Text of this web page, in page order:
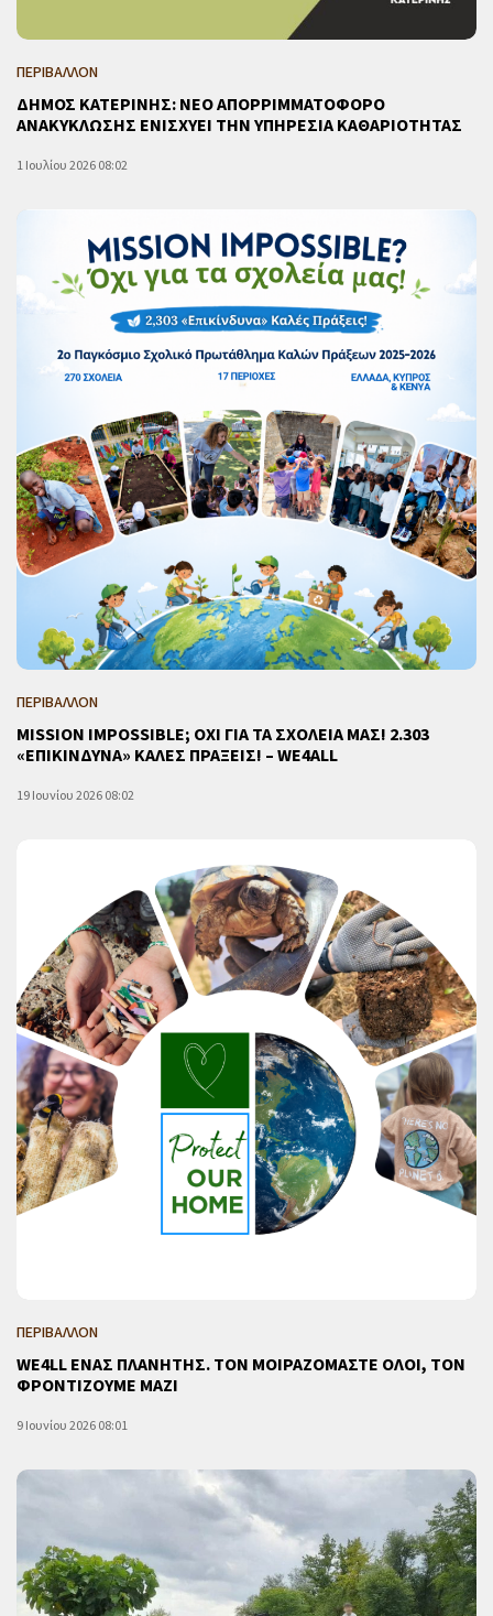
ΠΕΡΙΒΑΛΛΟΝ
ΔΗΜΟΣ ΚΑΤΕΡΙΝΗΣ: ΝΕΟ ΑΠΟΡΡΙΜΜΑΤΟΦΟΡΟ
ΑΝΑΚΥΚΛΩΣΗΣ ΕΝΙΣΧΥΕΙ ΤΗΝ ΥΠΗΡΕΣΙΑ ΚΑΘΑΡΙΟΤΗΤΑΣ
1 Ιουλίου 2026 08:02
ΠΕΡΙΒΑΛΛΟΝ
MISSION IMPOSSIBLE; ΟΧΙ ΓΙΑ ΤΑ ΣΧΟΛΕΙΑ ΜΑΣ! 2.303
«ΕΠΙΚΙΝΔΥΝΑ» ΚΑΛΕΣ ΠΡΑΞΕΙΣ! – WE4ALL
19 Ιουνίου 2026 08:02
ΠΕΡΙΒΑΛΛΟΝ
WE4LL ΕΝΑΣ ΠΛΑΝΗΤΗΣ. ΤΟΝ ΜΟΙΡΑΖΟΜΑΣΤΕ ΟΛΟΙ, ΤΟΝ
ΦΡΟΝΤΙΖΟΥΜΕ ΜΑΖΙ
9 Ιουνίου 2026 08:01